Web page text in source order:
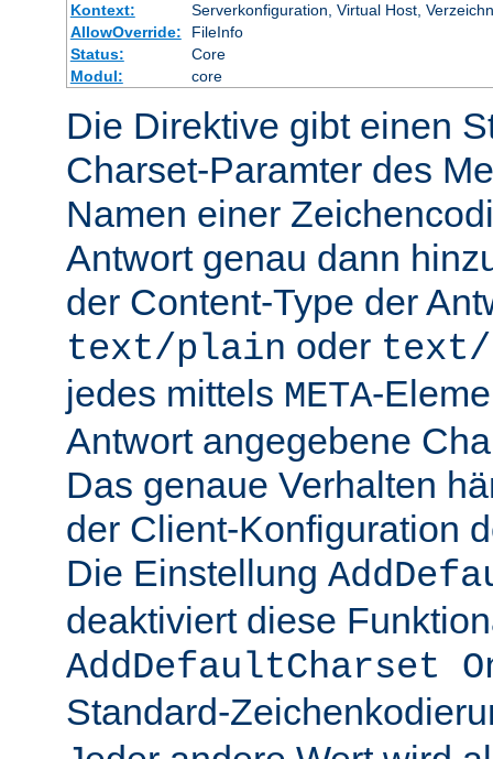
Kontext:
Serverkonfiguration, Virtual Host,
AllowOverride:
FileInfo
Status:
Core
Modul:
core
Die Direktive gibt einen
Charset-Paramter des
Namen einer
Antwort genau dann
der Content-Type der
text/plain oder text/
jedes mittels META-
Antwort angegebene
Das genaue Verhalten
der Client-Konfiguration
Die Einstellung
deaktiviert diese
AddDefaultCharset
Standard-